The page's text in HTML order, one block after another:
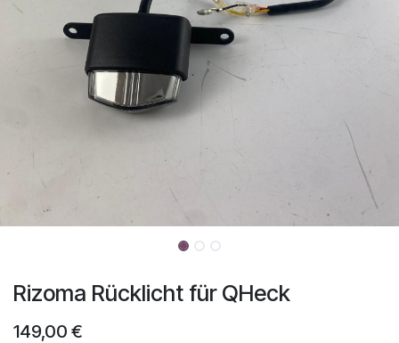
Rizoma Rücklicht für QHeck
149,00 €